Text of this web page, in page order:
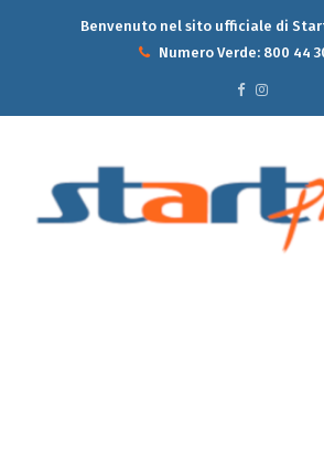
Benvenuto nel sito ufficiale di Start
Numero Verde: 800 44